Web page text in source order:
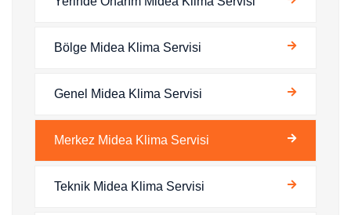
Bölge Midea Klima Servisi
Genel Midea Klima Servisi
Merkez Midea Klima Servisi
Teknik Midea Klima Servisi